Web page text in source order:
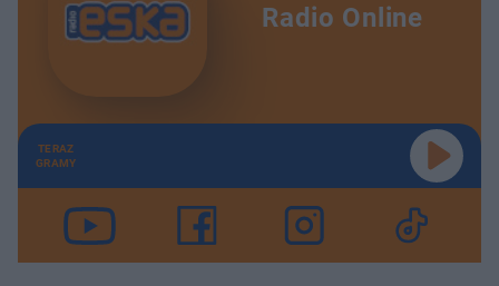
Radio Online
TERAZ
GRAMY